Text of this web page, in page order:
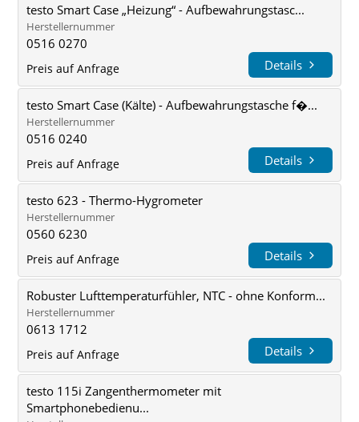
testo Smart Case „Heizung“ - Aufbewahrungstasc...
Herstellernummer
0516 0270
Preis auf Anfrage Details
testo Smart Case (Kälte) - Aufbewahrungstasche f�...
Herstellernummer
0516 0240
Preis auf Anfrage Details
testo 623 - Thermo-Hygrometer
Herstellernummer
0560 6230
Preis auf Anfrage Details
Robuster Lufttemperaturfühler, NTC - ohne Konform...
Herstellernummer
0613 1712
Preis auf Anfrage Details
testo 115i Zangenthermometer mit
Smartphonebedienu...